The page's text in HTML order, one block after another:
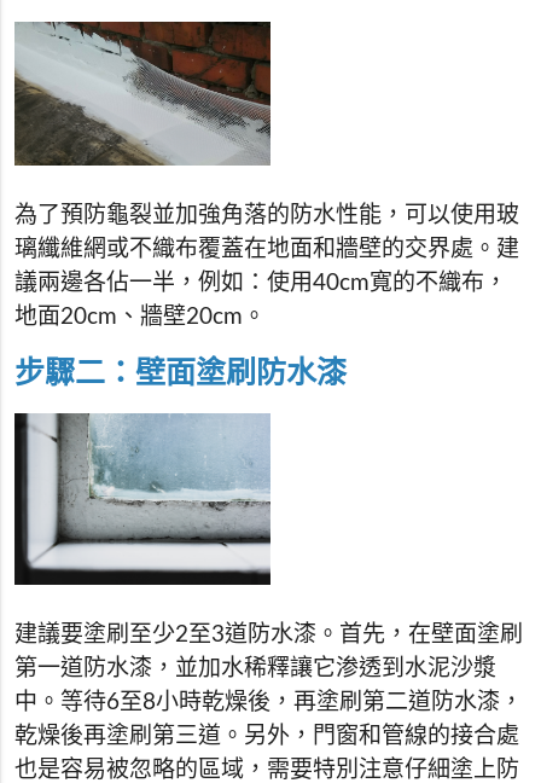
為了預防龜裂並加強角落的防水性能，可以使用玻
璃纖維網或不織布覆蓋在地面和牆壁的交界處。建
議兩邊各佔一半，例如：使用40cm寬的不織布，
地面20cm、牆壁20cm。
步驟二：壁面塗刷防水漆
建議要塗刷至少2至3道防水漆。首先，在壁面塗刷
第一道防水漆，並加水稀釋讓它渗透到水泥沙漿
中。等待6至8小時乾燥後，再塗刷第二道防水漆，
乾燥後再塗刷第三道。另外，門窗和管線的接合處
也是容易被忽略的區域，需要特別注意仔細塗上防